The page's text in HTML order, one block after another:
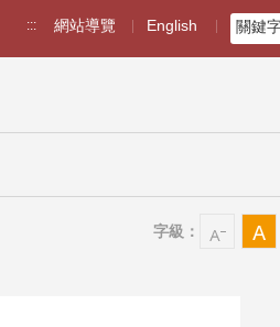
::: 網站導覽 English
字級：